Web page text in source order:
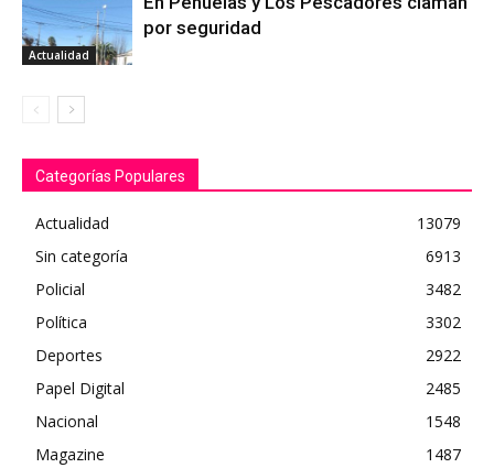
Actualidad
por seguridad
Categorías Populares
Actualidad
13079
Sin categoría
6913
Policial
3482
Política
3302
Deportes
2922
Papel Digital
2485
Nacional
1548
Magazine
1487